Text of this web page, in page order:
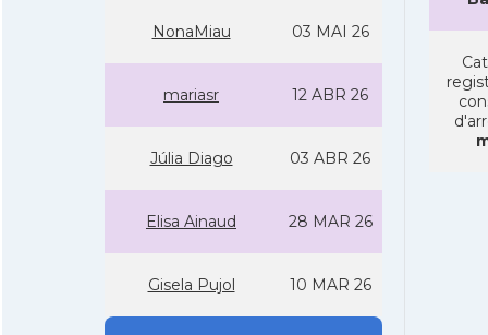
NonaMiau 03 MAI 26
mariasr 12 ABR 26
Júlia Diago 03 ABR 26
Elisa Ainaud 28 MAR 26
Gisela Pujol 10 MAR 26